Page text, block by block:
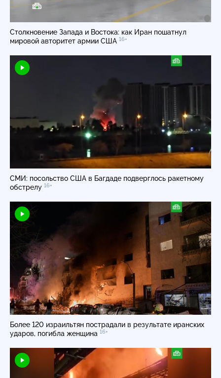
Столкновение Запада и Востока: как Иран пошатнул
мировой авторитет армии США 16+
СМИ: посольство США в Багдаде подверглось ракетному
обстрелу 16+
Более 120 израильтян пострадали в результате иранских
ударов, погибла женщина 16+